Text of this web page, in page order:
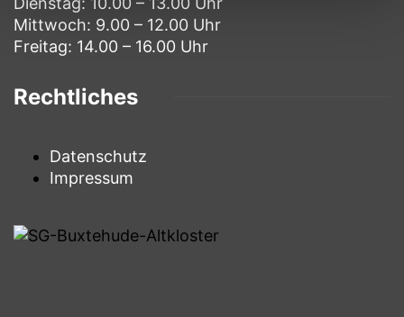
Mittwoch: 9.00 – 12.00 Uhr
Freitag: 14.00 – 16.00 Uhr
Rechtliches
Datenschutz
Impressum